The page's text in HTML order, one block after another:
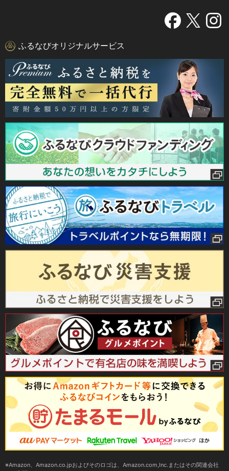
ふるなびオリジナルサービス
Amazon、Amazon.co.jpおよびそのロゴは、Amazon.com,Inc.またはその関連会社